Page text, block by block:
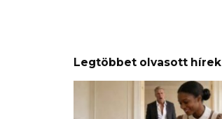
Legtöbbet olvasott hírek